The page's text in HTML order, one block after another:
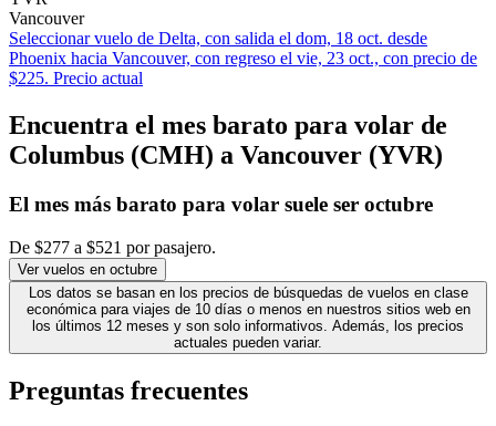
Vancouver
Seleccionar vuelo de Delta, con salida el dom, 18 oct. desde
Phoenix hacia Vancouver, con regreso el vie, 23 oct., con precio de
$225. Precio actual
Encuentra el mes barato para volar de
Columbus (CMH) a Vancouver (YVR)
El mes más barato para volar suele ser octubre
De $277 a $521 por pasajero.
Ver vuelos en octubre
Los datos se basan en los precios de búsquedas de vuelos en clase
económica para viajes de 10 días o menos en nuestros sitios web en
los últimos 12 meses y son solo informativos. Además, los precios
actuales pueden variar.
Preguntas frecuentes